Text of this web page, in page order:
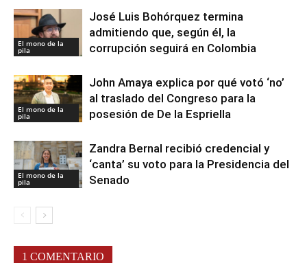
El mono de la
pila
José Luis Bohórquez termina
admitiendo que, según él, la
corrupción seguirá en Colombia
El mono de la
pila
John Amaya explica por qué votó ‘no’
al traslado del Congreso para la
posesión de De la Espriella
El mono de la
pila
Zandra Bernal recibió credencial y
‘canta’ su voto para la Presidencia del
Senado
1 COMENTARIO